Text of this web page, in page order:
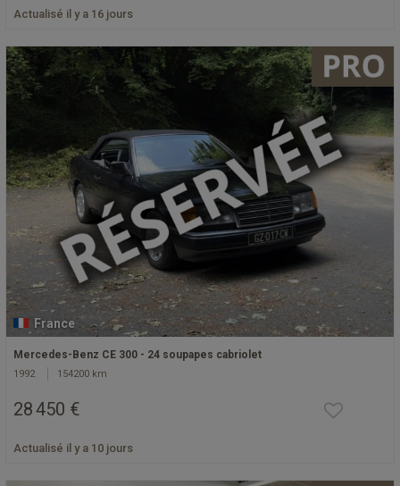
Actualisé il y a 16 jours
France
Mercedes-Benz CE 300 - 24 soupapes cabriolet
1992 154200 km
28 450 €
Actualisé il y a 10 jours